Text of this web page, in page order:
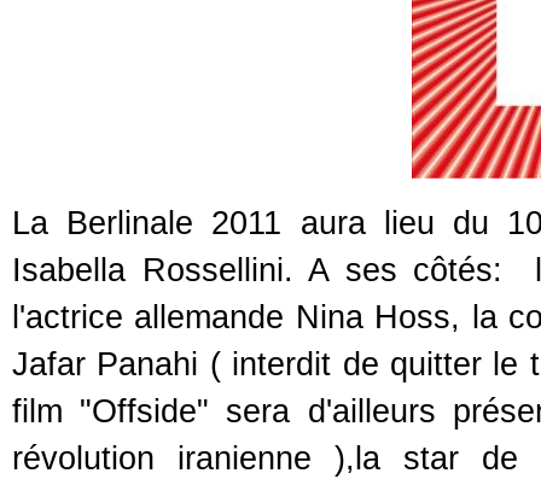
La Berlinale 2011 aura lieu du
Isabella Rossellini. A ses côtés:
l'actrice allemande Nina Hoss, la
Jafar Panahi ( interdit de quitter le
film "Offside" sera d'ailleurs
révolution iranienne ),la star